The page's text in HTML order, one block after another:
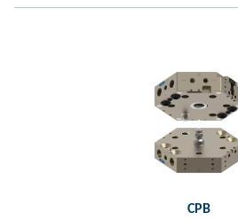
CPB